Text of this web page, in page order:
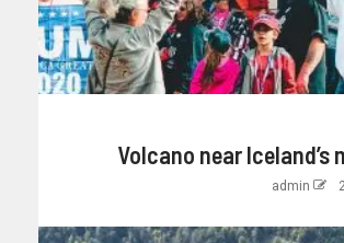
Volcano near Iceland’s
admin